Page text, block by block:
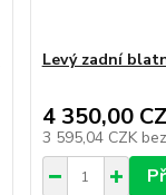
Levý zadní
4 350,00
3 595,04 CZK